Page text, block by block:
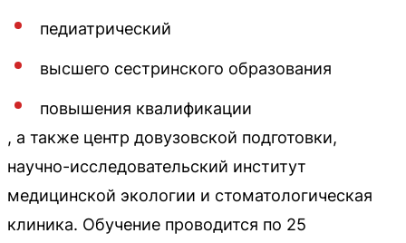
педиатрический
высшего сестринского образования
повышения квалификации
, а также центр довузовской подготовки,
научно-исследовательский институт
медицинской экологии и стоматологическая
клиника. Обучение проводится по 25